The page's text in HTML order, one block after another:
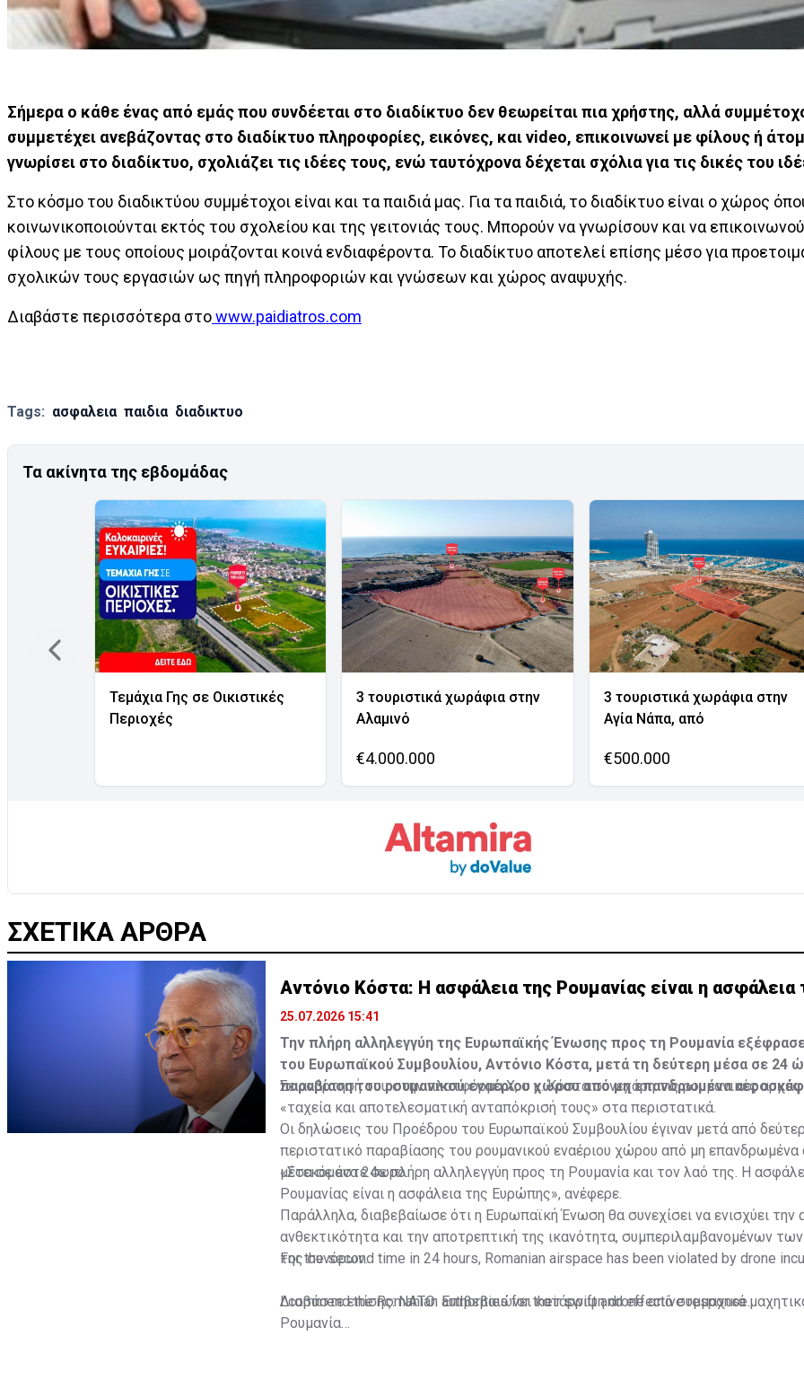
Σήμερα ο κάθε ένας από εμάς που συνδέεται στο διαδίκτυο δεν θεωρείται πια χρήστης, αλλά
συμμετέχει ανεβάζοντας στο διαδίκτυο πληροφορίες, εικόνες, και video, επικοινωνεί με φίλους ή
γνωρίσει στο διαδίκτυο, σχολιάζει τις ιδέες τους, ενώ ταυτόχρονα δέχεται σχόλια για τις δικές του
Στο κόσμο του διαδικτύου συμμέτοχοι είναι και τα παιδιά μας. Για τα παιδιά, το διαδίκτυο είναι ο χώρος
κοινωνικοποιούνται εκτός του σχολείου και της γειτονιάς τους. Μπορούν να γνωρίσουν και να
φίλους με τους οποίους μοιράζονται κοινά ενδιαφέροντα. Το διαδίκτυο αποτελεί επίσης μέσο για
σχολικών τους εργασιών ως πηγή πληροφοριών και γνώσεων και χώρος αναψυχής.
Διαβάστε περισσότερα στοwww.paidiatros.com
Tags: ασφαλεια παιδια διαδικτυο
Τα ακίνητα της εβδομάδας
Τεμάχια Γης σε Οικιστικές
Περιοχές
3 τουριστικά χωράφια στην
Αλαμινό
€4.000.000
3 τουριστικά χωράφια στην
Αγία Νάπα, από
€500.000
ΣΧΕΤΙΚΑ ΑΡΘΡΑ
Αντόνιο Κόστα: Η ασφάλεια της Ρουμανίας είναι η ασφάλεια
25.07.2026 15:41
Την πλήρη αλληλεγγύη της Ευρωπαϊκής Ένωσης προς τη Ρουμανία
του Ευρωπαϊκού Συμβουλίου, Αντόνιο Κόστα, μετά τη δεύτερη μέσα σε 24
παραβίαση του ρουμανικού εναέριου χώρου από μη επανδρωμένα
Σε ανάρτησή του στην πλατφόρμα Χ, ο κ. Κόστα συνεχάρη τις ρουμανικές αρχές
«ταχεία και αποτελεσματική ανταπόκρισή τους» στα περιστατικά.
Οι δηλώσεις του Προέδρου του Ευρωπαϊκού Συμβουλίου έγιναν μετά από
περιστατικό παραβίασης του ρουμανικού εναέριου χώρου από μη
μέσα σε ένα 24ωρο.
«Στεκόμαστε σε πλήρη αλληλεγγύη προς τη Ρουμανία και τον λαό της. Η
Ρουμανίας είναι η ασφάλεια της Ευρώπης», ανέφερε.
Παράλληλα, διαβεβαίωσε ότι η Ευρωπαϊκή Ένωση θα συνεχίσει να ενισχύει την
ανθεκτικότητα και την αποτρεπτική της ικανότητα, συμπεριλαμβανομένων των
της συνόρων.
For the second time in 24 hours, Romanian airspace has been violated by drone
I commend the Romanian authorities for their swift and effective response.
Διαβάστε επίσης:ΝΑΤΟ: Επιβεβαιώνει κατάρριψη drone από συμμαχικά
Ρουμανία